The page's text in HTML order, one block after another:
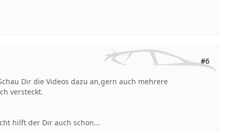
#6
Dir die Videos dazu an,gern auch mehrere
versteckt.
hilft der Dir auch schon...